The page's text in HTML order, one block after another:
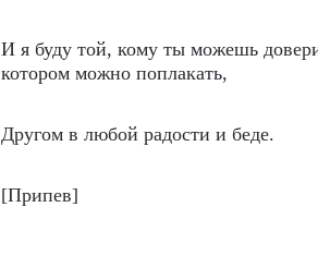
И я буду той, кому ты можешь
котором можно поплакать,
Другом в любой радости и беде.
[Припев]